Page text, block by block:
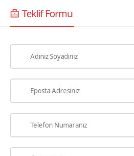
Teklif Formu